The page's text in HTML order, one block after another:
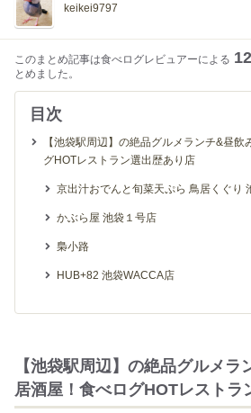
keikei9797
このまとめ記事は食べログレビュアーによる
とめました。
目次
【池袋駅周辺】の絶品グルメランチ&昼飲
グHOTレストラン選出歴あり店
京出汁おでんと旬菜天ぷら 鳥居くぐり
かぶら屋 池袋１号店
梟小路
HUB+82 池袋WACCA店
【池袋駅周辺】の絶品グルメラ
居酒屋！食べログHOTレストラ